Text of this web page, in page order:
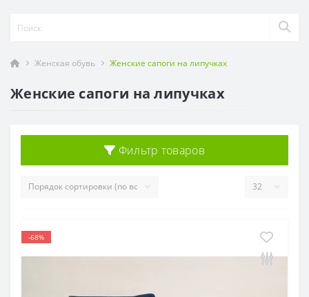
Женская обувь Женские сапоги на липучках
Женские сапоги на липучках
Фильтр товаров
-68%